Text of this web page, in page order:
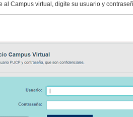
al Campus virtual, digite su usuario y